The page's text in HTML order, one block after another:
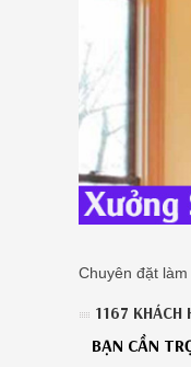
Chuyên đặt
1167 KHÁCH
BẠN CẦN